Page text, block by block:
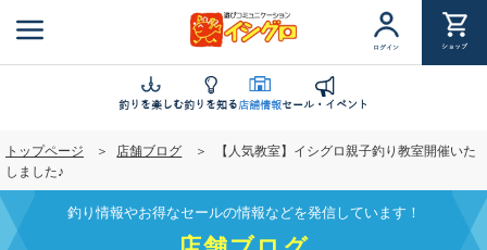
ン
ツ
に
移
ログイン ショップ
釣りを楽しむ釣りを知る店舗情報セール・イベント
トップページ 店舗ブログ
【人気教室】イシグロ親子釣り教室開催いた
しました♪
釣り情報やお得なセールの情報などを発信しています！